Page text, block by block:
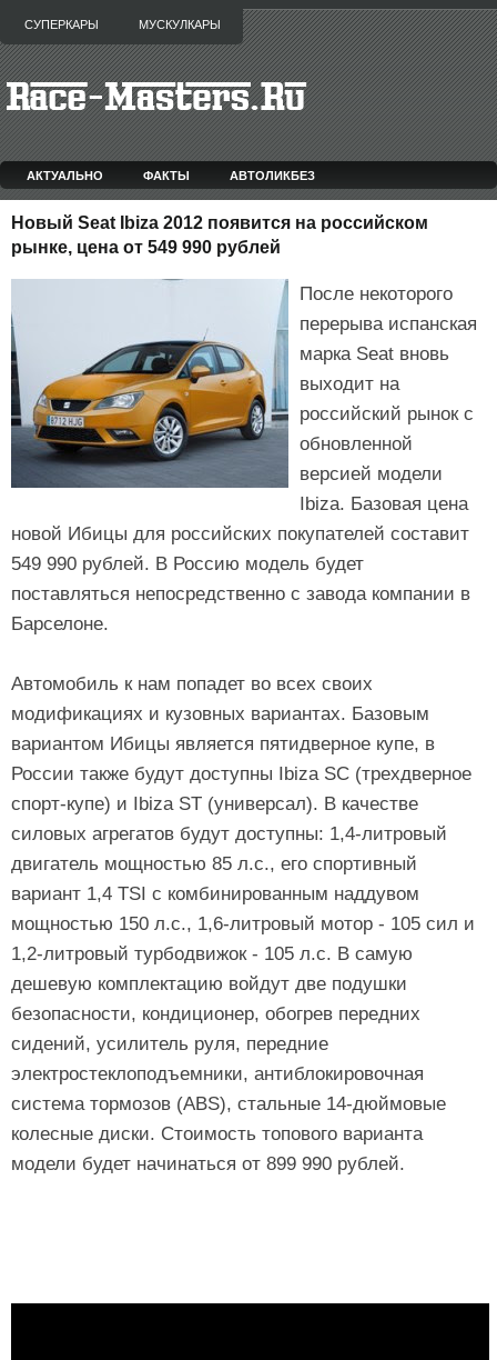
СУПЕРКАРЫ МУСКУЛКАРЫ
АКТУАЛЬНО ФАКТЫ АВТОЛИКБЕЗ
Новый Seat Ibiza 2012 появится на российском
рынке, цена от 549 990 рублей
После некоторого
перерыва испанская
марка Seat вновь
выходит на
российский рынок с
обновленной
версией модели
Ibiza. Базовая цена
новой Ибицы для российских покупателей составит
549 990 рублей. В Россию модель будет
поставляться непосредственно с завода компании в
Барселоне.
Автомобиль к нам попадет во всех своих
модификациях и кузовных вариантах. Базовым
вариантом Ибицы является пятидверное купе, в
России также будут доступны Ibiza SC (трехдверное
спорт-купе) и Ibiza ST (универсал). В качестве
силовых агрегатов будут доступны: 1,4-литровый
двигатель мощностью 85 л.с., его спортивный
вариант 1,4 TSI с комбинированным наддувом
мощностью 150 л.с., 1,6-литровый мотор - 105 сил и
1,2-литровый турбодвижок - 105 л.с. В самую
дешевую комплектацию войдут две подушки
безопасности, кондиционер, обогрев передних
сидений, усилитель руля, передние
электростеклоподъемники, антиблокировочная
система тормозов (ABS), стальные 14-дюймовые
колесные диски. Стоимость топового варианта
модели будет начинаться от 899 990 рублей.